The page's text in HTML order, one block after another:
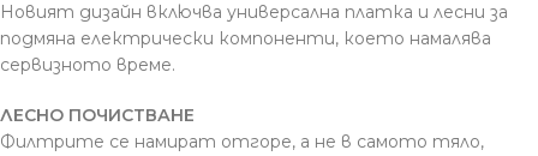
Новият дизайн включва универсална платка и лесни за
подмяна електрически компоненти, което намалява
сервизното време.
ЛЕСНО ПОЧИСТВАНЕ
Филтрите се намират отгоре, а не в самото тяло,